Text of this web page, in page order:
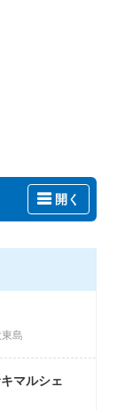
開く
島
マルシェ